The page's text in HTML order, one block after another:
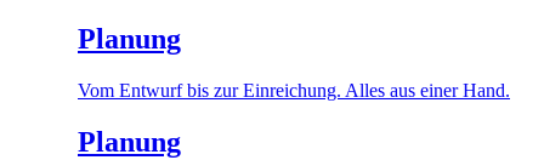
Planung
Vom Entwurf bis zur Einreichung. Alles aus einer Hand.
Planung